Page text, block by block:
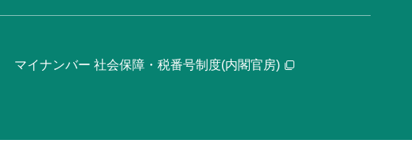
マイナンバー 社会保障・税番号制度(内閣官房)